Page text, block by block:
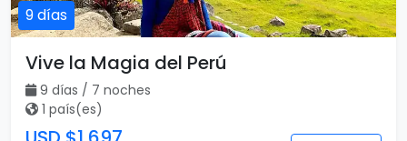
9 días
Vive la Magia del Perú
9 días / 7 noches
1 país(es)